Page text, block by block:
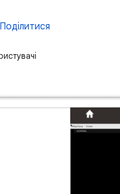
Поділитися